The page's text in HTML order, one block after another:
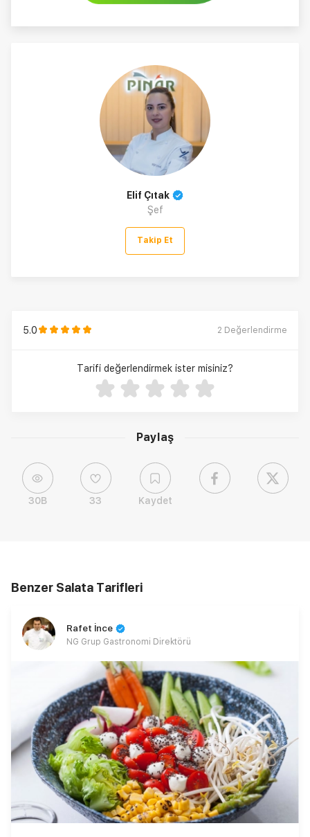
Paylaş
30B 33 Kaydet
Elif Çıtak
Şef
Takip Et
5.0 2 Değerlendirme
Tarifi değerlendirmek ister misiniz?
Benzer Salata Tarifleri
Rafet İnce
NG Grup Gastronomi Direktörü